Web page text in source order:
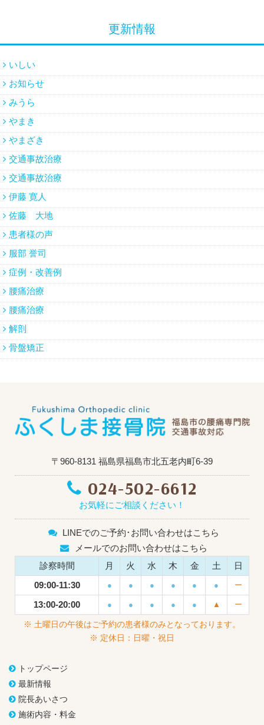
更新情報
いしい
お知らせ
みうら
やまき
やまざき
交通事故治療
交通事故治療
伊藤 寛人
佐藤 大地
患者様の声
服部 誉司
症例・改善例
腰痛治療
腰痛治療
解剖
骨盤矯正
〒960-8131 福島県福島市北五老内町6-39
024-502-6612
お気軽にご相談ください！
LINEでのご予約･お問い合わせはこちら
メールでのお問い合わせはこちら
診察時間
月 火 水 木 金 土
日
09:00-11:30
● ● ● ● ● ● ー
13:00-20:00 ● ● ● ● ● ▲ ー
※ 土曜日の午後はご予約の患者様のみとなっております。
※ 定休日：日曜・祝日
トップページ
最新情報
院長あいさつ
施術内容・料金